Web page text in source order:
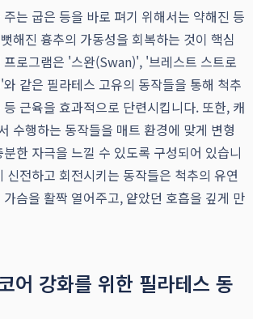
는 굽은 등을 바로 펴기 위해서는 약해진 등
해진 흉추의 가동성을 회복하는 것이 핵심
프로그램은 '스완(Swan)', '브레스트 스트로
같은 필라테스 고유의 동작들을 통해 척추
근육을 효과적으로 단련시킵니다. 또한, 캐
수행하는 동작들을 매트 환경에 맞게 변형
한 자극을 느낄 수 있도록 구성되어 있습니
신전하고 회전시키는 동작들은 척추의 유연
슴을 활짝 열어주고, 얕았던 호흡을 깊게 만
어 강화를 위한 필라테스 동